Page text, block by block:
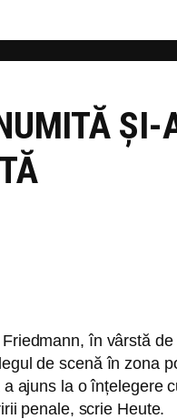
în vârstă
de scenă în zona
ajuns la o înțelegere
penale, scrie Heute.